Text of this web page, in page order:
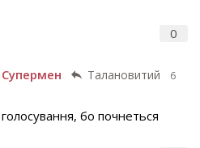
0
Талановитий
6
бо почнеться